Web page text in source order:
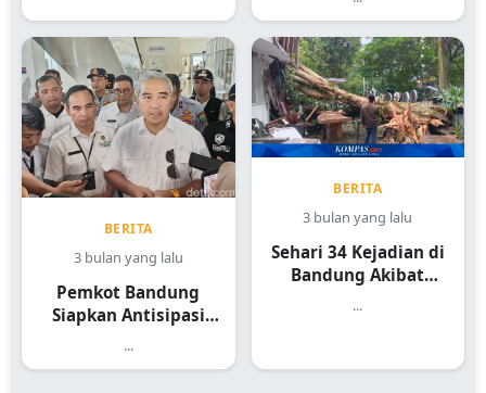
BERITA
3 bulan yang lalu
Pemkot Bandung
Siapkan Antisipasi
...
BERITA
3 bulan yang lalu
Sehari 34 Kejadian di
Bandung Akibat
...